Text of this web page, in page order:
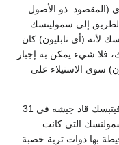
(المقصود: ذو الأصول
الطريق إلى سمولينسك
لأنه (أي نابليون) كان
فلا شيء يمكن به إجبار
سوى الاستيلاء على
وبعد أن قضى نابليون خمسة عشر يوماً في فيتبسك قاد جيشه في 31
التي كانت
بها ذوات تربة خصبة